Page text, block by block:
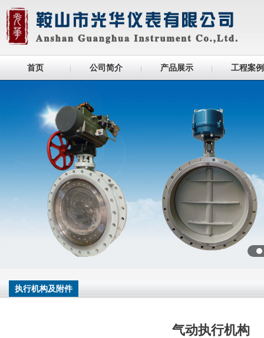
首页 公司简介 产品展示 工程案例
执行机构及附件
气动执行机构